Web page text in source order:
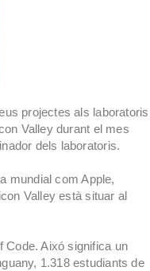
projectes als laboratoris
Valley durant el mes
dels laboratoris.
mundial com Apple,
Valley està situar al
Code. Aixó significa un
1.318 estudiants de